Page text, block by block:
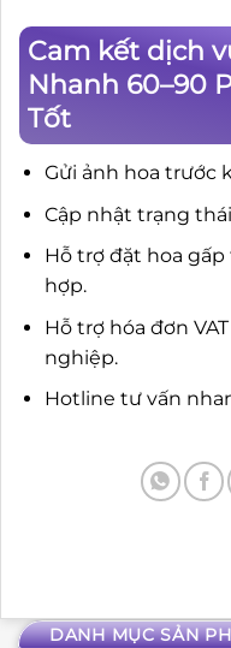
DANH MỤC SẢN
Cam kết dịch
Nhanh 60–90
Tốt
Gửi ảnh hoa trước
Cập nhật trạng
Hỗ trợ đặt hoa
hợp.
Hỗ trợ hóa đơn
nghiệp.
Hotline tư vấn